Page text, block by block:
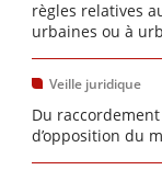
règles relatives
urbaines ou à
Veille juridique
Du
d’opposition du